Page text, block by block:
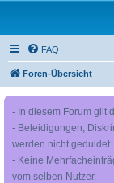
FAQ
Foren-Übersicht
- In diesem Forum gilt
- Beleidigungen,
werden nicht geduldet.
- Keine
vom selben Nutzer.